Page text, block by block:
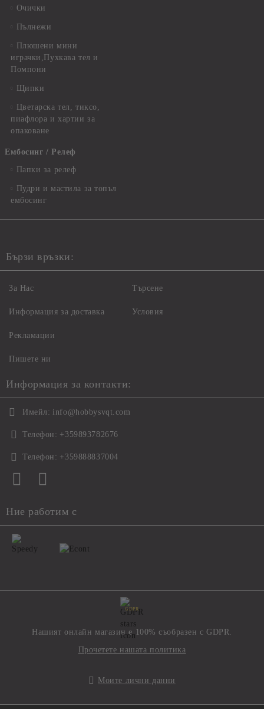
Очички
Пълнежи
Плюшени мини
играчки,Пухкава тел и
Помпони
Щипки
Цветарска тел, тиксо,
пиафлора и хартии за
опаковане
Ембосинг / Релеф
Папки за релеф
Пудри и мастила за топъл
ембосинг
Бързи връзки:
За Нас
Информация за доставка
Рекламации
Пишете ни
Търсене
Условия
Информация за контакти:
Имейл: info@hobbysvqt.com
Телефон: +359893782676
Телефон: +359888837004
Ние работим с
GDPR
Нашият онлайн магазин е 100% съобразен с GDPR.
Прочетете нашата политика
Моите лични данни